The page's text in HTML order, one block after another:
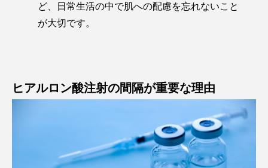
ど、日常生活の中で肌への配慮を忘れないこと
が大切です。
ヒアルロン酸注射の間隔が重要な理由